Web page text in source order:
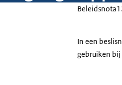
Beleidsnota
In een
gebruiken bij